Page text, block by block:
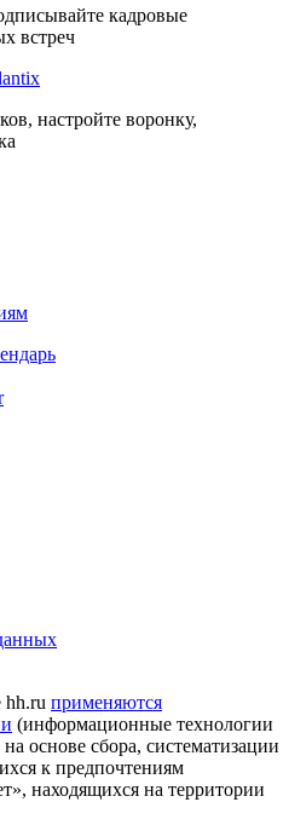
кадровые
встреч
настройте воронку,
применяются
(информационные технологии
основе сбора, систематизации
к предпочтениям
находящихся на территории